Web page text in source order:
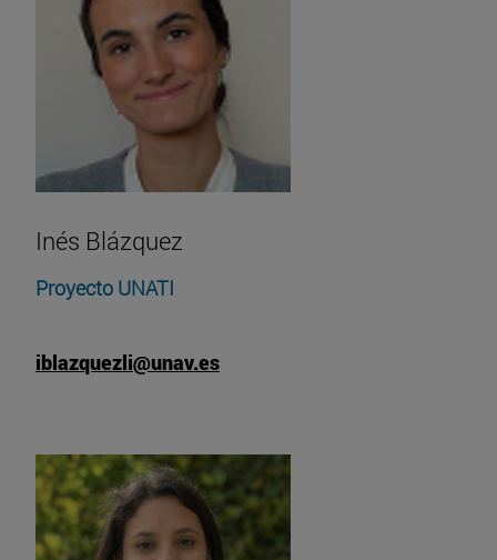
Inés Blázquez
Proyecto UNATI
iblazquezli@unav.es